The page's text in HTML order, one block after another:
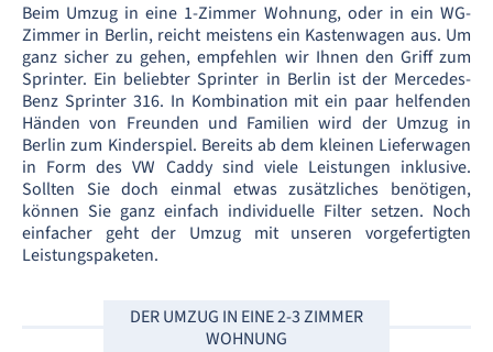
Beim Umzug in eine 1-Zimmer Wohnung, oder in ein WG-
Zimmer in Berlin, reicht meistens ein Kastenwagen aus. Um
ganz sicher zu gehen, empfehlen wir Ihnen den Griff zum
Sprinter. Ein beliebter Sprinter in Berlin ist der Mercedes-
Benz Sprinter 316. In Kombination mit ein paar helfenden
Händen von Freunden und Familien wird der Umzug in
Berlin zum Kinderspiel. Bereits ab dem kleinen Lieferwagen
in Form des VW Caddy sind viele Leistungen inklusive.
Sollten Sie doch einmal etwas zusätzliches benötigen,
können Sie ganz einfach individuelle Filter setzen. Noch
einfacher geht der Umzug mit unseren vorgefertigten
Leistungspaketen.
DER UMZUG IN EINE 2-3 ZIMMER
WOHNUNG